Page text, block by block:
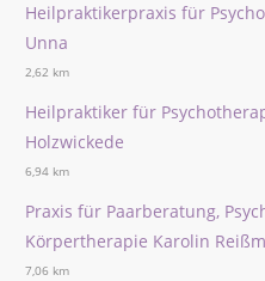
Heilpraktikerpraxis für
Unna
2,62 km
Heilpraktiker für
Holzwickede
6,94 km
Praxis für Paarberatung,
Körpertherapie Karolin
7,06 km